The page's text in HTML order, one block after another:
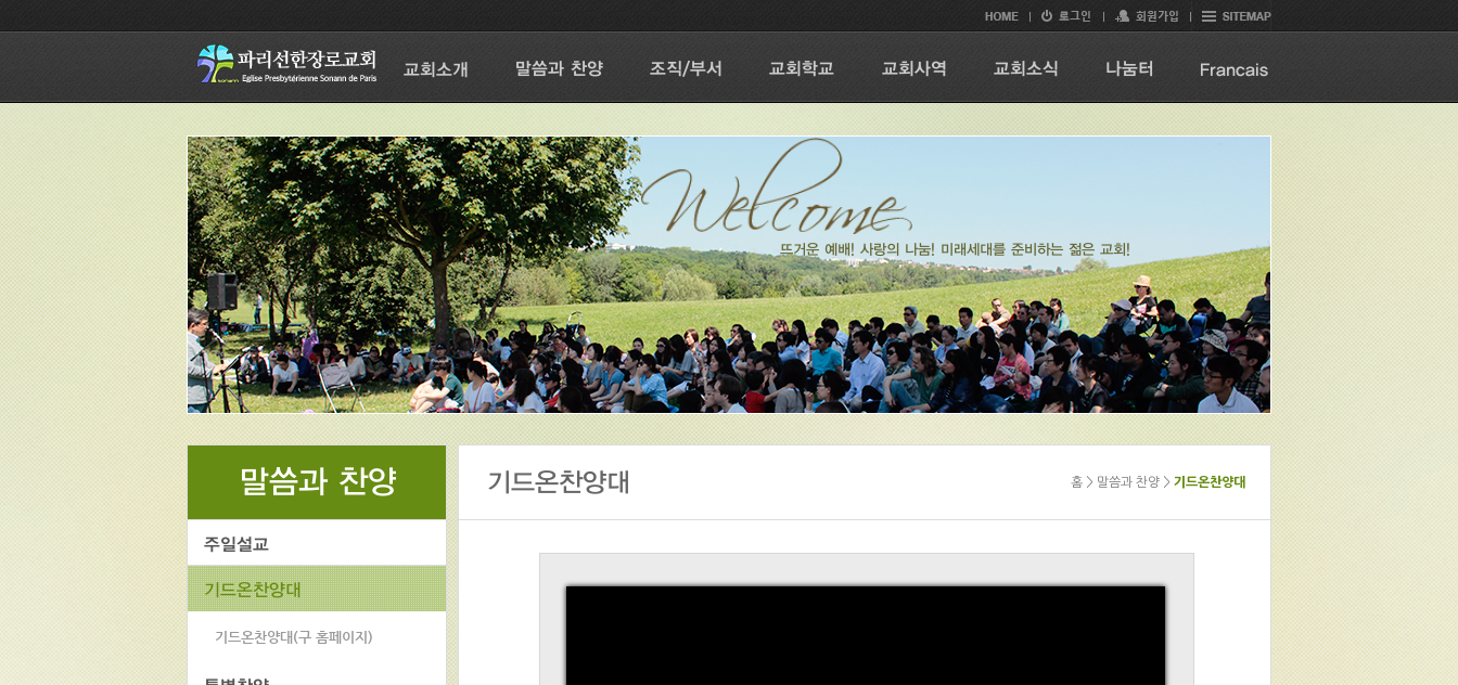
홈 > 말씀과 찬양 > 기드온찬양대